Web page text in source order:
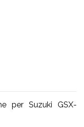
per Suzuki GSX-